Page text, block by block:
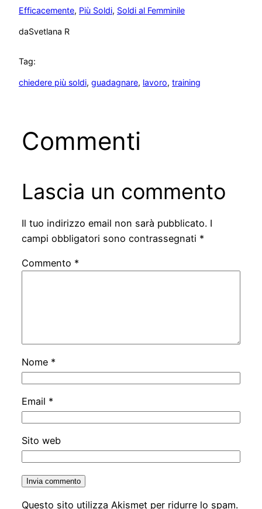
Efficacemente, Più Soldi, Soldi al Femminile
daSvetlana R
Tag:
chiedere più soldi, guadagnare, lavoro, training
Commenti
Lascia un commento
Il tuo indirizzo email non sarà pubblicato. I
campi obbligatori sono contrassegnati *
Commento *
Nome *
Email *
Sito web
Questo sito utilizza Akismet per ridurre lo spam.